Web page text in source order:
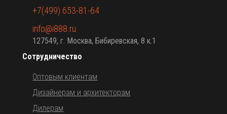
Сотрудничество
Оптовым клиентам
Дизайнерам и архитекторам
Дилерам
+7(499) 653-81-64
info@i888.ru
127549, г. Москва, Бибиревская, 8 к.1